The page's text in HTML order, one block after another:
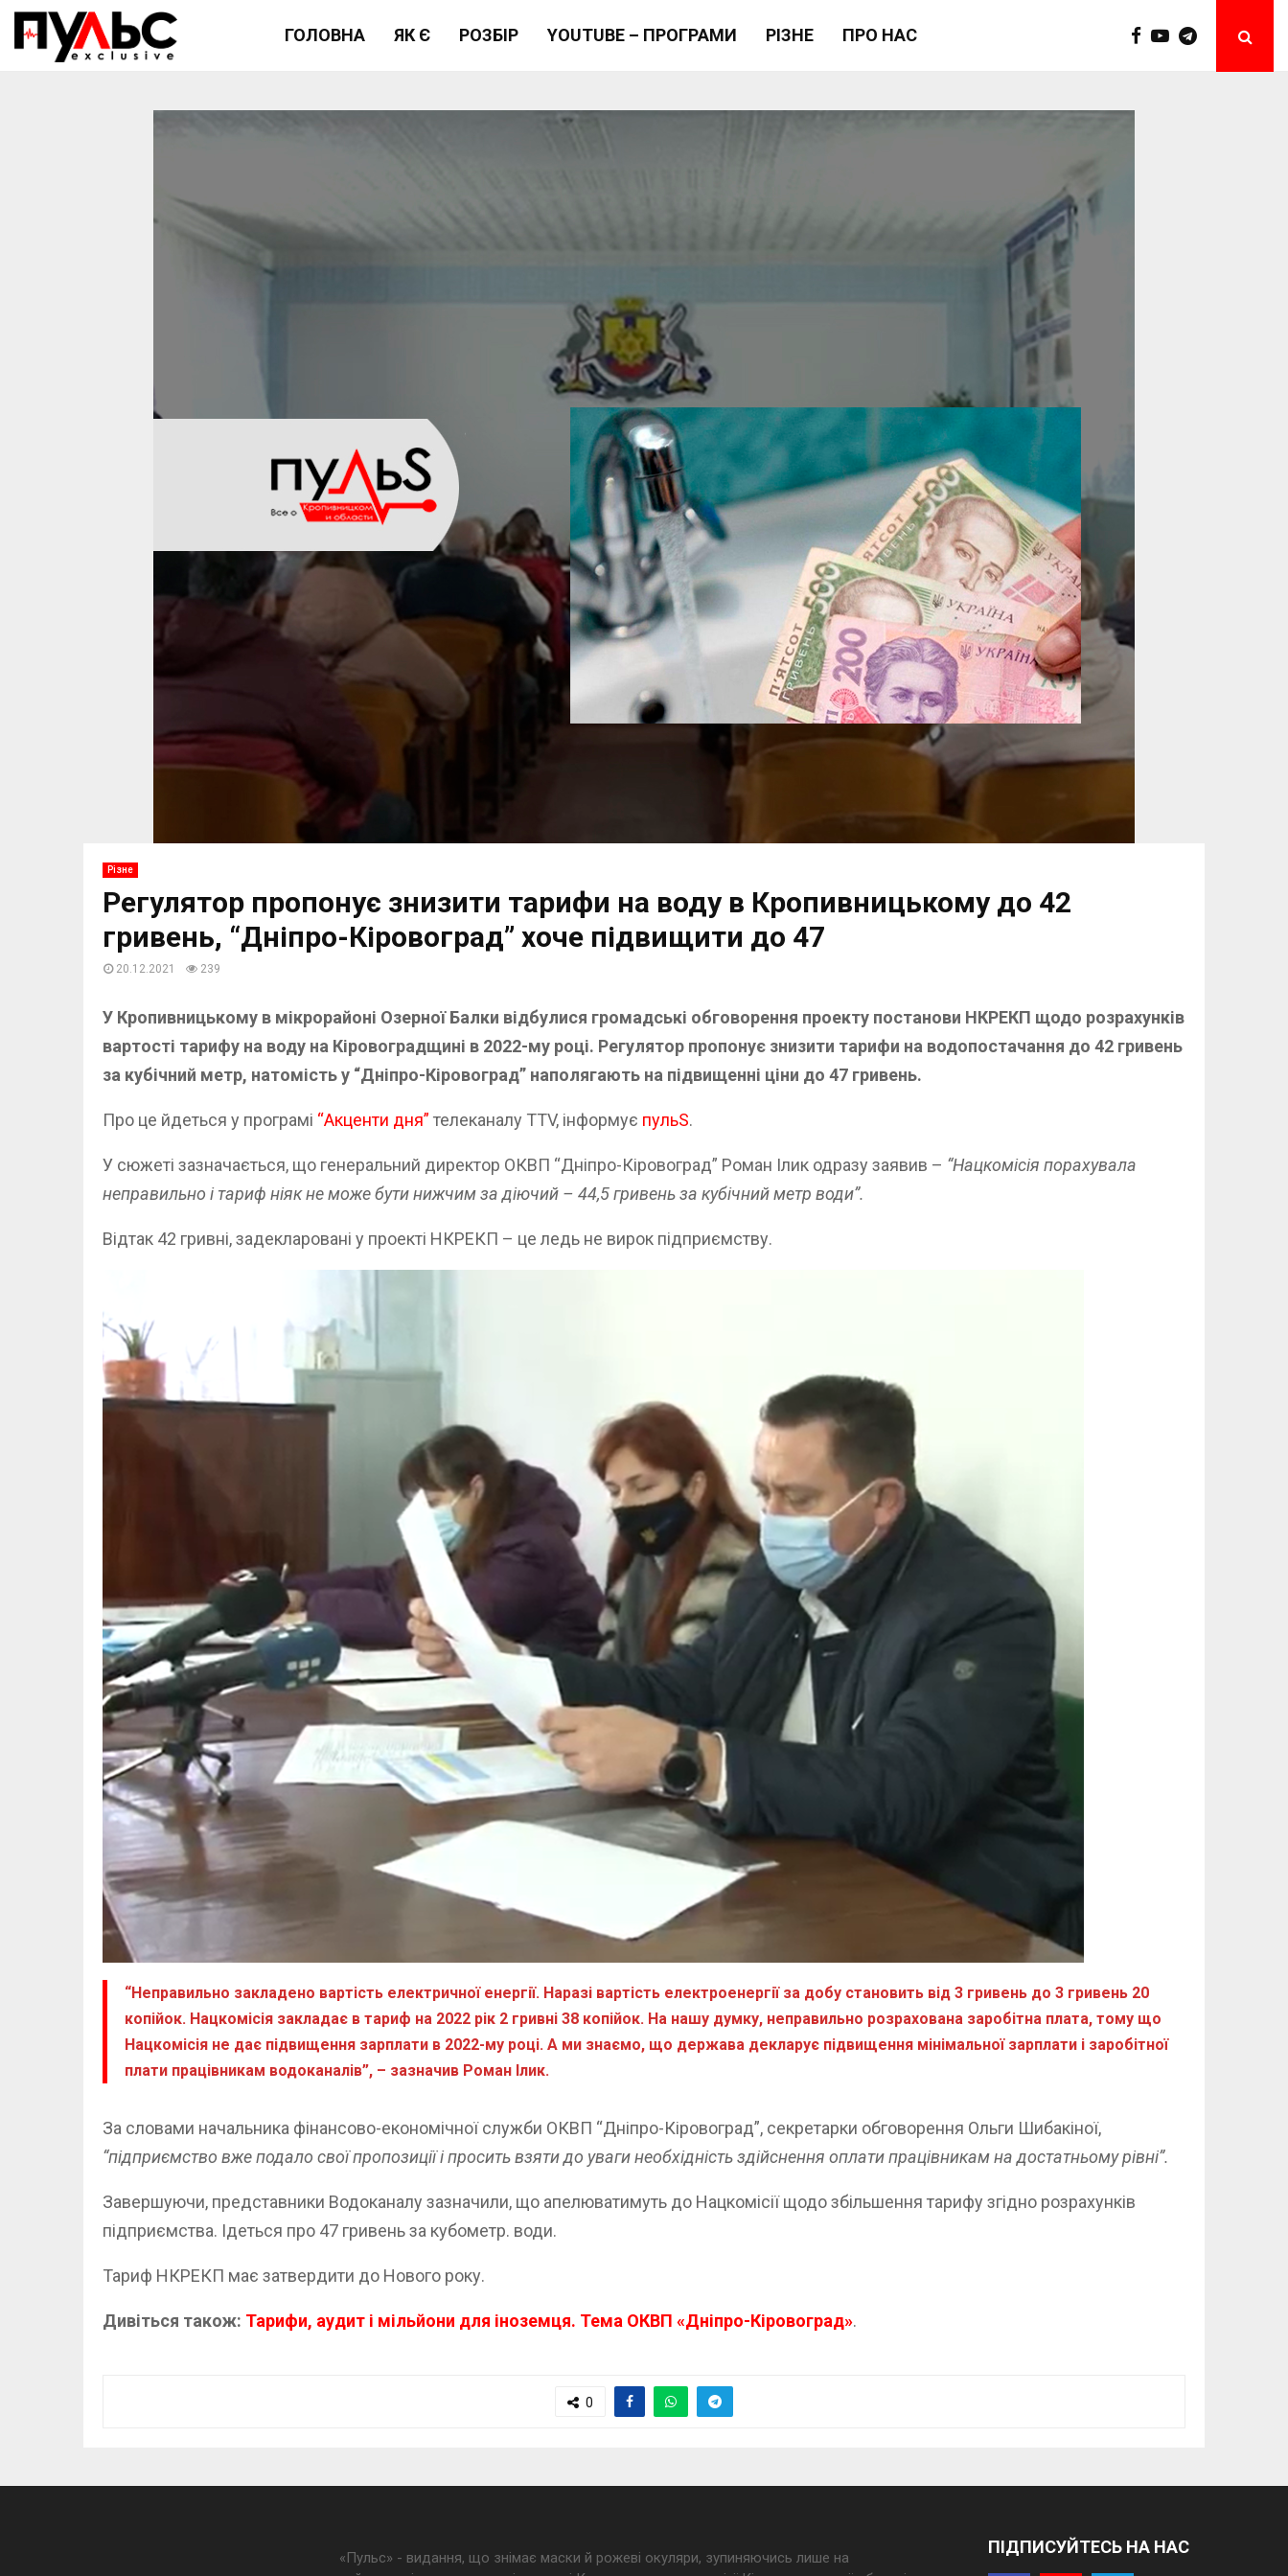
ГОЛОВНА ЯК Є РОЗБІР YOUTUBE – ПРОГРАМИ РІЗНЕ ПРО НАС
Різне
Регулятор пропонує знизити тарифи на воду в Кропивницькому до 42
гривень, “Дніпро-Кіровоград” хоче підвищити до 47
20.12.2021 239
У Кропивницькому в мікрорайоні Озерної Балки відбулися громадські обговорення проекту постанови НКРЕКП щодо розрахунків
вартості тарифу на воду на Кіровоградщині в 2022-му році. Регулятор пропонує знизити тарифи на водопостачання до 42 гривень
за кубічний метр, натомість у “Дніпро-Кіровоград” наполягають на підвищенні ціни до 47 гривень.
Про це йдеться у програмі “Акценти дня” телеканалу TTV, інформує пульS.
У сюжеті зазначається, що генеральний директор ОКВП “Дніпро-Кіровоград” Роман Ілик одразу заявив – “Нацкомісія порахувала
неправильно і тариф ніяк не може бути нижчим за діючий – 44,5 гривень за кубічний метр води”.
Відтак 42 гривні, задекларовані у проекті НКРЕКП – це ледь не вирок підприємству.
“Неправильно закладено вартість електричної енергії. Наразі вартість електроенергії за добу становить від 3 гривень до 3 гривень 20
копійок. Нацкомісія закладає в тариф на 2022 рік 2 гривні 38 копійок. На нашу думку, неправильно розрахована заробітна плата, тому що
Нацкомісія не дає підвищення зарплати в 2022-му році. А ми знаємо, що держава декларує підвищення мінімальної зарплати і заробітної
плати працівникам водоканалів”, – зазначив Роман Ілик.
За словами начальника фінансово-економічної служби ОКВП “Дніпро-Кіровоград”, секретарки обговорення Ольги Шибакіної,
“підприємство вже подало свої пропозиції і просить взяти до уваги необхідність здійснення оплати працівникам на достатньому рівні”.
Завершуючи, представники Водоканалу зазначили, що апелюватимуть до Нацкомісії щодо збільшення тарифу згідно розрахунків
підприємства. Ідеться про 47 гривень за кубометр. води.
Тариф НКРЕКП має затвердити до Нового року.
Дивіться також: Тарифи, аудит і мільйони для іноземця. Тема ОКВП «Дніпро-Кіровоград».
0
«Пульс» - видання, що знімає маски й рожеві окуляри, зупиняючись лише на
ПІДПИСУЙТЕСЬ НА НАС